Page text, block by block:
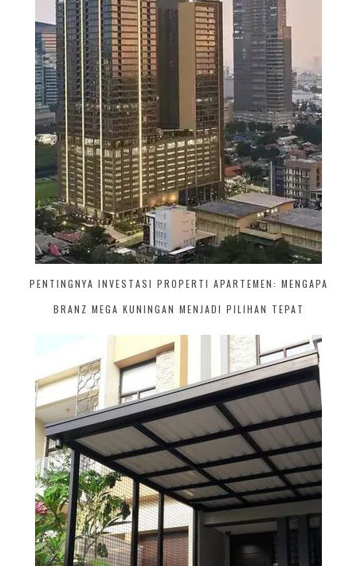
PENTINGNYA INVESTASI PROPERTI APARTEMEN: MENGAPA
BRANZ MEGA KUNINGAN MENJADI PILIHAN TEPAT